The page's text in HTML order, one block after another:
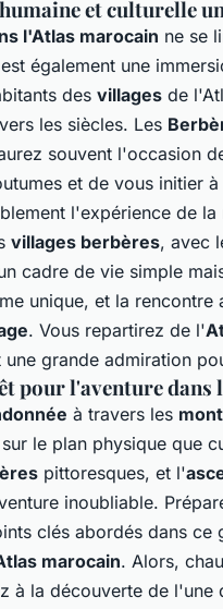
et culturelle
l'Atlas marocain ne se
également une
des villages de
les siècles. Les
souvent l'occasion
et de vous initier
l'expérience de la
villages berbères, avec
cadre de vie simple
unique, et la
. Vous repartirez de l'
grande admiration
pour l'aventure dans
à travers les
le plan physique que
pittoresques, et l'
inoubliable.
clés abordés dans
marocain. Alors,
à la découverte de l'une